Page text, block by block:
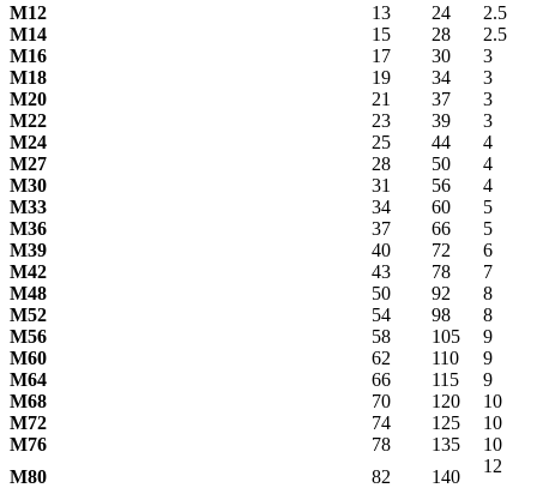
М12
13 24
2.5
М14
15 28
2.5
М16
17 30
3
М18
19 34
3
М20
21 37
3
М22
23 39
3
М24
25 44
4
М27
28 50
4
М30
31 56
4
М33
34 60
5
М36
37 66
5
М39
40 72
6
М42
43 78
7
М48
50 92
8
М52
54 98
8
М56
58 105
9
М60
62 110
9
М64
66 115
9
М68
70 120
10
М72
74 125
10
М76
78 135
10
М80
82 140
12